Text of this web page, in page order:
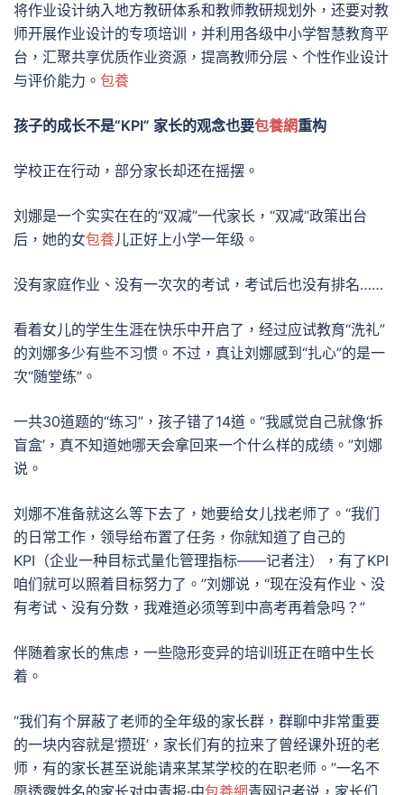
将作业设计纳入地方教研体系和教师教研规划外，还要对教
师开展作业设计的专项培训，并利用各级中小学智慧教育平
台，汇聚共享优质作业资源，提高教师分层、个性作业设计
与评价能力。 包養
孩子的成长不是“KPI” 家长的观念也要包養網重构
学校正在行动，部分家长却还在摇摆。
刘娜是一个实实在在的“双减”一代家长，“双减”政策出台
后，她的女包養儿正好上小学一年级。
没有家庭作业、没有一次次的考试，考试后也没有排名……
看着女儿的学生生涯在快乐中开启了，经过应试教育“洗礼”
的刘娜多少有些不习惯。不过，真让刘娜感到“扎心”的是一
次“随堂练”。
一共30道题的“练习”，孩子错了14道。“我感觉自己就像‘拆
盲盒’，真不知道她哪天会拿回来一个什么样的成绩。”刘娜
说。
刘娜不准备就这么等下去了，她要给女儿找老师了。“我们
的日常工作，领导给布置了任务，你就知道了自己的
KPI（企业一种目标式量化管理指标——记者注），有了KPI
咱们就可以照着目标努力了。”刘娜说，“现在没有作业、没
有考试、没有分数，我难道必须等到中高考再着急吗？”
伴随着家长的焦虑，一些隐形变异的培训班正在暗中生长
着。
“我们有个屏蔽了老师的全年级的家长群，群聊中非常重要
的一块内容就是‘攒班’，家长们有的拉来了曾经课外班的老
师，有的家长甚至说能请来某某学校的在职老师。”一名不
愿透露姓名的家长对中青报·中包養網青网记者说，家长们